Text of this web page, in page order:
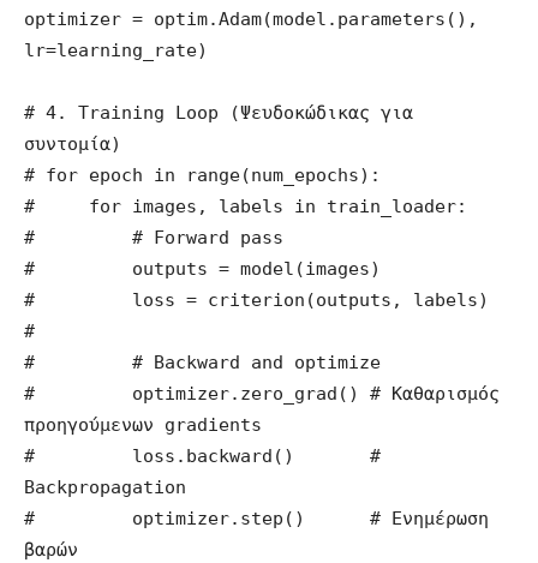
optimizer = optim.Adam(model.parameters(),
lr=learning_rate)
# 4. Training Loop (Ψευδοκώδικας για
συντομία)
# for epoch in range(num_epochs):
#     for images, labels in train_loader:
#         # Forward pass
#         outputs = model(images)
#         loss = criterion(outputs, labels)
#
#         # Backward and optimize
#         optimizer.zero_grad() # Καθαρισμός
προηγούμενων gradients
#         loss.backward()       #
Backpropagation
#         optimizer.step()      # Ενημέρωση